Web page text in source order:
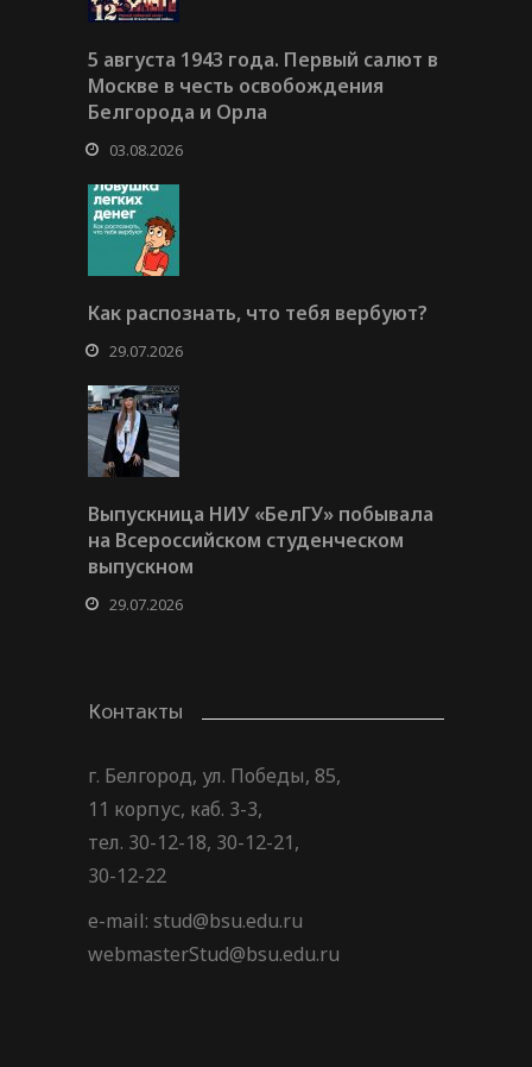
5 августа 1943 года. Первый салют в
Москве в честь освобождения
Белгорода и Орла
03.08.2026
Как распознать, что тебя вербуют?
29.07.2026
Выпускница НИУ «БелГУ» побывала
на Всероссийском студенческом
выпускном
29.07.2026
Контакты
г. Белгород, ул. Победы, 85,
11 корпус, каб. 3-3,
тел. 30-12-18, 30-12-21,
30-12-22
e-mail: stud@bsu.edu.ru
webmasterStud@bsu.edu.ru